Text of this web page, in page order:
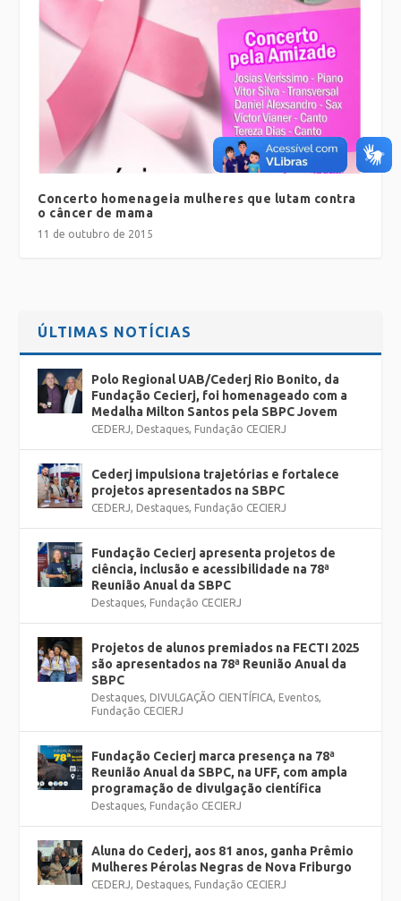
Concerto homenageia mulheres que lutam contra
o câncer de mama
11 de outubro de 2015
ÚLTIMAS NOTÍCIAS
Polo Regional UAB/Cederj Rio Bonito, da
Fundação Cecierj, foi homenageado com a
Medalha Milton Santos pela SBPC Jovem
CEDERJ, Destaques, Fundação CECIERJ
Cederj impulsiona trajetórias e fortalece
projetos apresentados na SBPC
CEDERJ, Destaques, Fundação CECIERJ
Fundação Cecierj apresenta projetos de
ciência, inclusão e acessibilidade na 78ª
Reunião Anual da SBPC
Destaques, Fundação CECIERJ
Projetos de alunos premiados na FECTI 2025
são apresentados na 78ª Reunião Anual da
SBPC
Destaques, DIVULGAÇÃO CIENTÍFICA, Eventos,
Fundação CECIERJ
Fundação Cecierj marca presença na 78ª
Reunião Anual da SBPC, na UFF, com ampla
programação de divulgação científica
Destaques, Fundação CECIERJ
Aluna do Cederj, aos 81 anos, ganha Prêmio
Mulheres Pérolas Negras de Nova Friburgo
CEDERJ, Destaques, Fundação CECIERJ